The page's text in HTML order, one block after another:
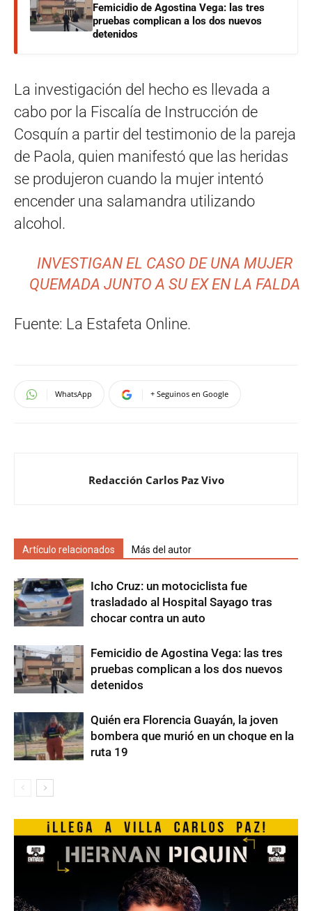
Femicidio de Agostina Vega: las tres
pruebas complican a los dos nuevos
detenidos
La investigación del hecho es llevada a
cabo por la Fiscalía de Instrucción de
Cosquín a partir del testimonio de la pareja
de Paola, quien manifestó que las heridas
se produjeron cuando la mujer intentó
encender una salamandra utilizando
alcohol.
INVESTIGAN EL CASO DE UNA MUJER
QUEMADA JUNTO A SU EX EN LA FALDA
Fuente: La Estafeta Online.
WhatsApp + Seguinos en Google
Redacción Carlos Paz Vivo
Artículo relacionados Más del autor
Icho Cruz: un motociclista fue
trasladado al Hospital Sayago tras
chocar contra un auto
Femicidio de Agostina Vega: las tres
pruebas complican a los dos nuevos
detenidos
Quién era Florencia Guayán, la joven
bombera que murió en un choque en la
ruta 19